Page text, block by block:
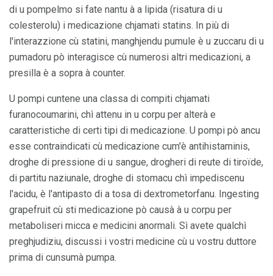
di u pompelmo si fate nantu à a lipida (risatura di u
colesterolu) i medicazione chjamati statins. In più di
l'interazzione cù statini, manghjendu pumule è u zuccaru di u
pumadoru pò interagisce cù numerosi altri medicazioni, a
presilla è a sopra à counter.
U pompi cuntene una classa di compiti chjamati
furanocoumarini, chì attenu in u corpu per alterà e
caratteristiche di certi tipi di medicazione. U pompi pò ancu
esse contraindicati cù medicazione cum'è antihistaminis,
droghe di pressione di u sangue, drogheri di reute di tiroïde,
di partitu naziunale, droghe di stomacu chì impediscenu
l'acidu, è l'antipasto di a tosa di dextrometorfanu. Ingesting
grapefruit cù sti medicazione pò causà à u corpu per
metaboliseri micca e medicini anormali. Sì avete qualchì
preghjudiziu, discussi i vostri medicine cù u vostru duttore
prima di cunsumà pumpa.